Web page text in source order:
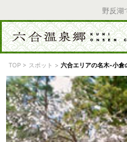
野反湖で
温泉 宿
TOP > スポット >六合エリアの名木-小倉